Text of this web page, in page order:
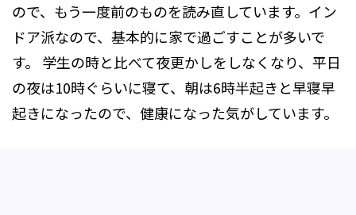
ので、もう一度前のものを読み直しています。イン
ドア派なので、基本的に家で過ごすことが多いで
す。 学生の時と比べて夜更かしをしなくなり、平日
の夜は10時ぐらいに寝て、朝は6時半起きと早寝早
起きになったので、健康になった気がしています。